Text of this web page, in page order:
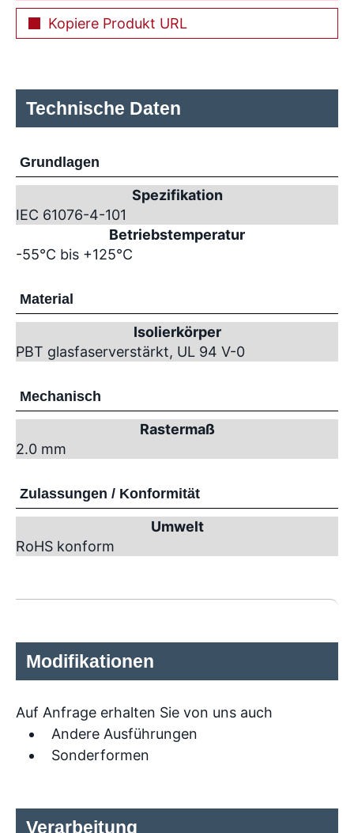
Kopiere Produkt URL
Technische Daten
Grundlagen
Spezifikation
IEC 61076-4-101
Betriebstemperatur
-55°C bis +125°C
Material
Isolierkörper
PBT glasfaserverstärkt, UL 94 V-0
Mechanisch
Rastermaß
2.0 mm
Zulassungen / Konformität
Umwelt
RoHS konform
Modifikationen
Auf Anfrage erhalten Sie von uns auch
Andere Ausführungen
Sonderformen
Verarbeitung